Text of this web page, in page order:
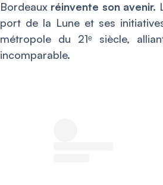
Bordeaux réinvente son avenir.
port de la Lune et ses
métropole du 21ᵉ siècle,
incomparable.